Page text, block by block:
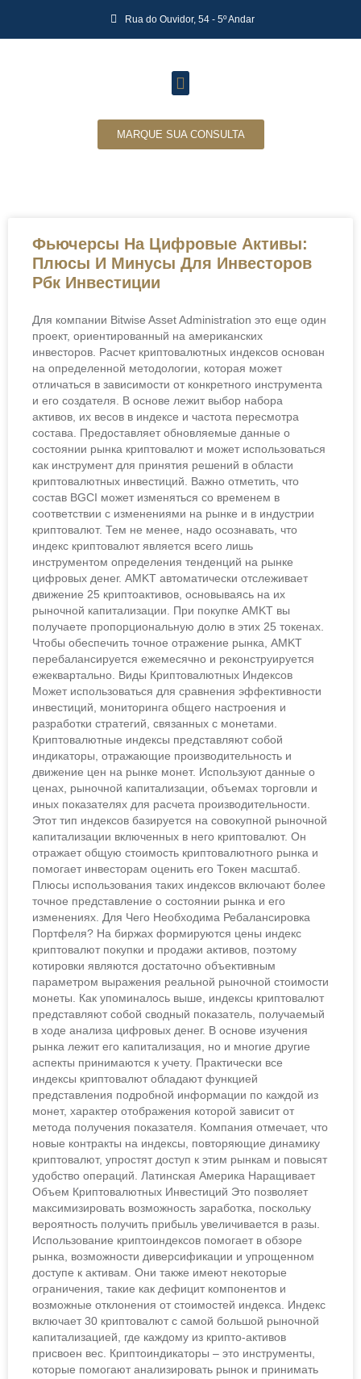
Rua do Ouvidor, 54 - 5º Andar
MARQUE SUA CONSULTA
Фьючерсы На Цифровые Активы:
Плюсы И Минусы Для Инвесторов
Рбк Инвестиции
Для компании Bitwise Asset Administration это еще один
проект, ориентированный на американских
инвесторов. Расчет криптовалютных индексов основан
на определенной методологии, которая может
отличаться в зависимости от конкретного инструмента
и его создателя. В основе лежит выбор набора
активов, их весов в индексе и частота пересмотра
состава. Предоставляет обновляемые данные о
состоянии рынка криптовалют и может использоваться
как инструмент для принятия решений в области
криптовалютных инвестиций. Важно отметить, что
состав BGCI может изменяться со временем в
соответствии с изменениями на рынке и в индустрии
криптовалют. Тем не менее, надо осознавать, что
индекс криптовалют является всего лишь
инструментом определения тенденций на рынке
цифровых денег. AMKT автоматически отслеживает
движение 25 криптоактивов, основываясь на их
рыночной капитализации. При покупке AMKT вы
получаете пропорциональную долю в этих 25 токенах.
Чтобы обеспечить точное отражение рынка, AMKT
перебалансируется ежемесячно и реконструируется
ежеквартально. Виды Криптовалютных Индексов
Может использоваться для сравнения эффективности
инвестиций, мониторинга общего настроения и
разработки стратегий, связанных с монетами.
Криптовалютные индексы представляют собой
индикаторы, отражающие производительность и
движение цен на рынке монет. Используют данные о
ценах, рыночной капитализации, объемах торговли и
иных показателях для расчета производительности.
Этот тип индексов базируется на совокупной рыночной
капитализации включенных в него криптовалют. Он
отражает общую стоимость криптовалютного рынка и
помогает инвесторам оценить его Токен масштаб.
Плюсы использования таких индексов включают более
точное представление о состоянии рынка и его
изменениях. Для Чего Необходима Ребалансировка
Портфеля? На биржах формируются цены индекс
криптовалют покупки и продажи активов, поэтому
котировки являются достаточно объективным
параметром выражения реальной рыночной стоимости
монеты. Как упоминалось выше, индексы криптовалют
представляют собой сводный показатель, получаемый
в ходе анализа цифровых денег. В основе изучения
рынка лежит его капитализация, но и многие другие
аспекты принимаются к учету. Практически все
индексы криптовалют обладают функцией
представления подробной информации по каждой из
монет, характер отображения которой зависит от
метода получения показателя. Компания отмечает, что
новые контракты на индексы, повторяющие динамику
криптовалют, упростят доступ к этим рынкам и повысят
удобство операций. Латинская Америка Наращивает
Объем Криптовалютных Инвестиций Это позволяет
максимизировать возможность заработка, поскольку
вероятность получить прибыль увеличивается в разы.
Использование криптоиндексов помогает в обзоре
рынка, возможности диверсификации и упрощенном
доступе к активам. Они также имеют некоторые
ограничения, такие как дефицит компонентов и
возможные отклонения от стоимостей индекса. Индекс
включает 30 криптовалют с самой большой рыночной
капитализацией, где каждому из крипто-активов
присвоен вес. Криптоиндикаторы – это инструменты,
которые помогают анализировать рынок и принимать